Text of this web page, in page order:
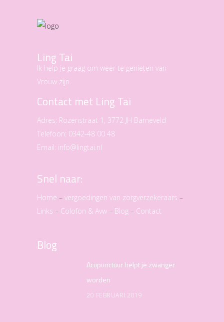
Ling Tai
Ik help je graag om weer te genieten van
Vrouw zijn.
Contact met Ling Tai
Adres: Rozenstraat 1, 3772 JH Barneveld
Telefoon: 0342-48 00 48
Email: info@lingtai.nl
Snel naar:
Home – vergoedingen van zorgverzekeraars –
Links – Colofon & Avw – Blog – Contact
Blog
Acupunctuur helpt je zwanger
worden
20 FEBRUARI 2019